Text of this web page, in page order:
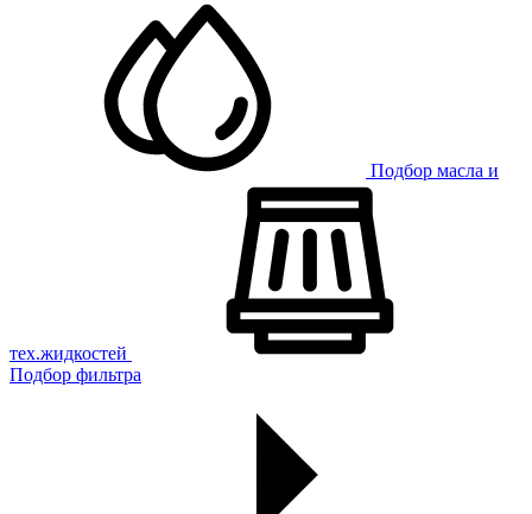
Подбор масла и
тех.жидкостей
Подбор фильтра